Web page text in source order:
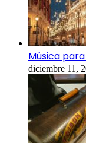
Música
diciembre 11,